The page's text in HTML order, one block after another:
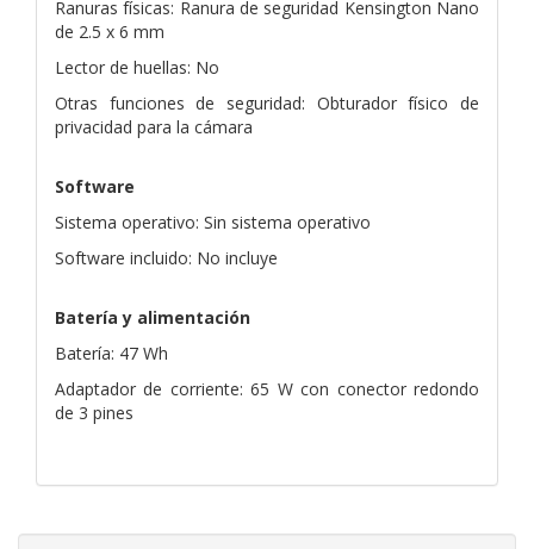
Ranuras físicas: Ranura de seguridad Kensington Nano
de 2.5 x 6 mm
Lector de huellas: No
Otras funciones de seguridad: Obturador físico de
privacidad para la cámara
Software
Sistema operativo: Sin sistema operativo
Software incluido: No incluye
Batería y alimentación
Batería: 47 Wh
Adaptador de corriente: 65 W con conector redondo
de 3 pines